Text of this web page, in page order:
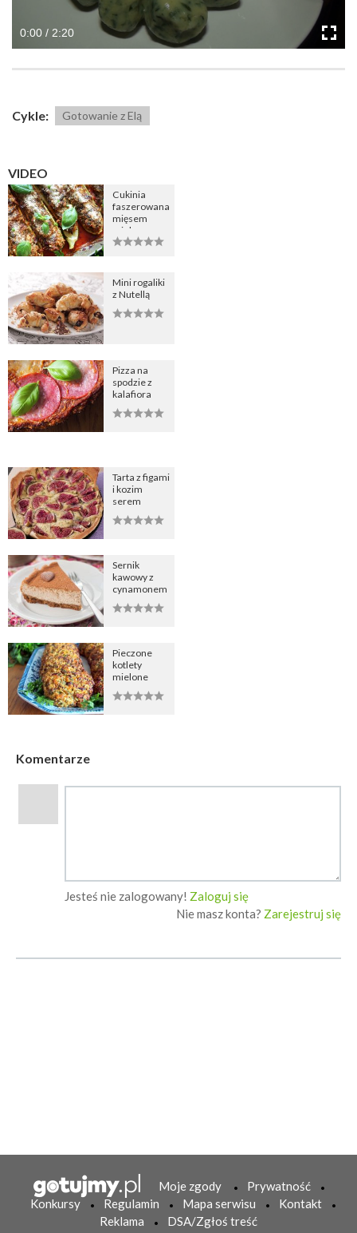
0:00 / 2:20
Cykle: Gotowanie z Elą
VIDEO
Cukinia
faszerowana
mięsem
mielonym
Mini rogaliki
z Nutellą
Pizza na
spodzie z
kalafiora
Tarta z figami
i kozim
serem
Sernik
kawowy z
cynamonem
Pieczone
kotlety
mielone
Komentarze
Jesteś nie zalogowany! Zaloguj się
Nie masz konta? Zarejestruj się
Moje zgody
Prywatność
Konkursy
Regulamin Mapa serwisu
Kontakt
Reklama
DSA/Zgłoś treść